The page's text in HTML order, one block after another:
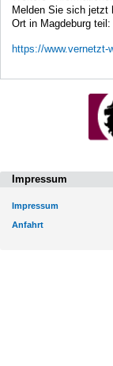
Melden Sie sich jetzt
Ort in Magdeburg teil:
https://www.vernetzt-
Impressum
Impressum
Anfahrt